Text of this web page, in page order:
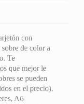
con
de color a
Te
que mejor le
se pueden
en el precio).
A6